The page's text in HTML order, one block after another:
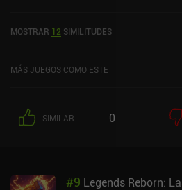
de 4,5 sobre 5,0 en Google Play y de 4,8
MOSTRAR 12 SIMILITUDES
MÁS JUEGOS COMO ESTE
SIMILAR 0
#9 Legends Reborn: